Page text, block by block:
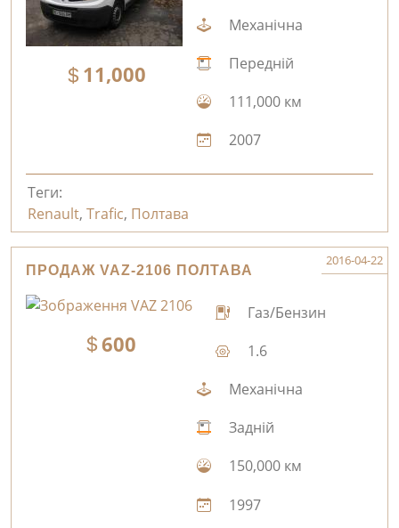
11,000
Механічна
Передній
111,000 км
2007
Теги:
Renault, Trafic, Полтава
ПРОДАЖ VAZ-2106 ПОЛТАВА
2016-04-22
600
Газ/Бензин
1.6
Механічна
Задній
150,000 км
1997